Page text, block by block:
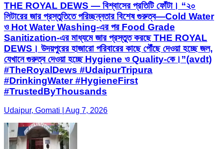
THE ROYAL DEWS — বিশ্বাসের প্রতিটি ফোঁটা। “২০
লিটারের জার প্রস্তুতিতে পরিচ্ছন্নতার বিশেষ গুরুত্ব—Cold Water
ও Hot Water Washing-এর পর Food Grade
Sanitization-এর মাধ্যমে জার প্রস্তুত করছে THE ROYAL
DEWS। উদয়পুরের হাজারো পরিবারের কাছে পৌঁছে দেওয়া হচ্ছে জল,
যেখানে গুরুত্ব দেওয়া হচ্ছে Hygiene ও Quality-কে।”(avdt)
#TheRoyalDews #UdaipurTripura
#DrinkingWater #HygieneFirst
#TrustedByThousands
Udaipur, Gomati | Aug 7, 2026